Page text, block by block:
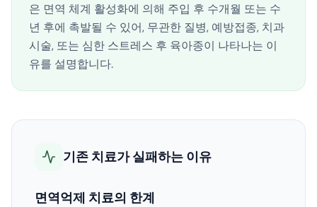
은 면역 체계 활성화에 의해 주입 후 수개월 또는 수
년 후에 촉발될 수 있어, 무관한 질병, 예방접종, 치과
시술, 또는 심한 스트레스 후 육아종이 나타나는 이
유를 설명합니다.
기존 치료가 실패하는 이유
면역억제 치료의 한계